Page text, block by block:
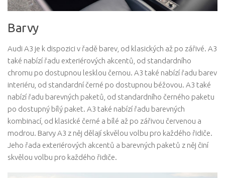
Barvy
Audi A3 je k dispozici v řadě barev, od klasických až po zářivé. A3
také nabízí řadu exteriérových akcentů, od standardního
chromu po dostupnou lesklou černou. A3 také nabízí řadu barev
interiéru, od standardní černé po dostupnou béžovou. A3 také
nabízí řadu barevných paketů, od standardního černého paketu
po dostupný bílý paket. A3 také nabízí řadu barevných
kombinací, od klasické černé a bílé až po zářivou červenou a
modrou. Barvy A3 z něj dělají skvělou volbu pro každého řidiče.
Jeho řada exteriérových akcentů a barevných paketů z něj činí
skvělou volbu pro každého řidiče.